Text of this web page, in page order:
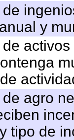
y
agro
tipo de